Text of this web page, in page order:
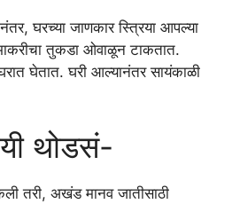
घरच्या जाणकार स्त्रिया आपल्या
तुकडा ओवाळून टाकतात.
घेतात. घरी आल्यानंतर सायंकाळी
थोडसं-
तरी, अखंड मानव जातीसाठी